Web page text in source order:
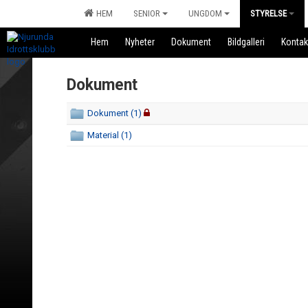
HEM SENIOR UNGDOM STYRELSE
Hem Nyheter Dokument Bildgalleri
Dokument
Dokument (1)
Material (1)